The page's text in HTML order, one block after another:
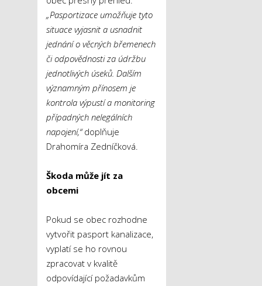
„Pasportizace umožňuje tyto
situace vyjasnit a usnadnit
jednání o věcných břemenech
či odpovědnosti za údržbu
jednotlivých úseků. Dalším
významným přínosem je
kontrola výpustí a monitoring
případných nelegálních
napojení,“doplňuje
Drahomíra Zedníčková.
Škoda může jít za
obcemi
Pokud se obec rozhodne
vytvořit pasport kanalizace,
vyplatí se ho rovnou
zpracovat v kvalitě
odpovídající požadavkům